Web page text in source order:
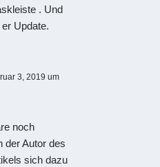
. Und
Update.
3, 2019 um
noch
der Autor des
sich dazu